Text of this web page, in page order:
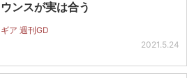
ウンスが実は合う
ギア 週刊GD
2021.5.24